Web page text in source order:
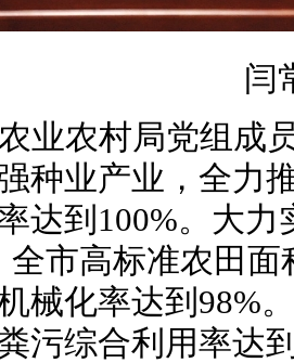
闫
业农村局党组成
种业产业，全力
达到100%。大
全市高标准农田
械化率达到98%
污综合利用率达